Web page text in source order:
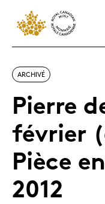
ARCHIVÉ
Pierre
février
Pièce
2012